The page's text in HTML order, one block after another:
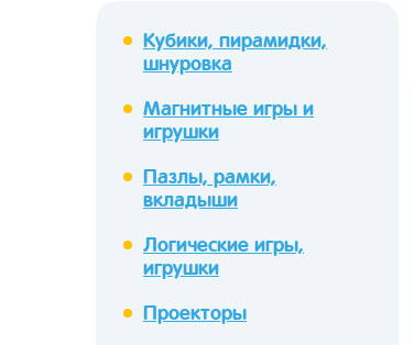
Кубики, пирамидки,
шнуровка
Магнитные игры и
игрушки
Пазлы, рамки,
вкладыши
Логические игры,
игрушки
Проекторы